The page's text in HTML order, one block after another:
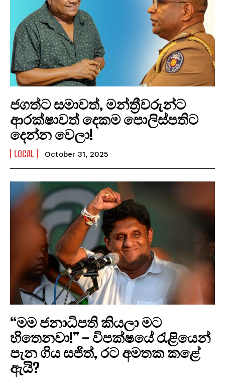
ජගත්ට සමාවත්, මන්ත්‍රීවරුන්ට
ආරක්ෂාවත් දෙකම පොලිස්පතිට
දෙන්න වෙලා!
LOCAL October 31, 2025
“මම ජනාධිපති කියලා මට
හිතෙනවා!” – විපක්ෂයේ රැළියෙන්
පැන ගිය සජිත්, රට අමතක කළේ
ඇයි?